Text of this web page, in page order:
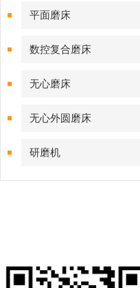
平面磨床
数控复合磨床
无心磨床
无心外圆磨床
研磨机